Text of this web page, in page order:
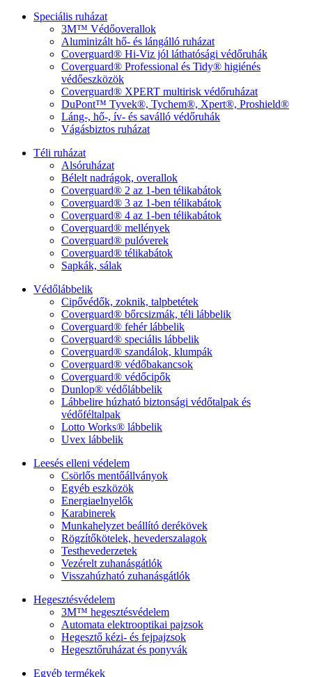
Speciális ruházat
3M™ Védőoverallok
Aluminizált hő- és lángálló ruházat
Coverguard® Hi-Viz jól láthatósági védőruhák
Coverguard® Professional és Tidy® higiénés
védőeszközök
Coverguard® XPERT multirisk védőruházat
DuPont™ Tyvek®, Tychem®, Xpert®, Proshield®
Láng-, hő-, ív- és saválló védőruhák
Vágásbiztos ruházat
Téli ruházat
Alsóruházat
Bélelt nadrágok, overallok
Coverguard® 2 az 1-ben télikabátok
Coverguard® 3 az 1-ben télikabátok
Coverguard® 4 az 1-ben télikabátok
Coverguard® mellények
Coverguard® pulóverek
Coverguard® télikabátok
Sapkák, sálak
Védőlábbelik
Cipővédők, zoknik, talpbetétek
Coverguard® bőrcsizmák, téli lábbelik
Coverguard® fehér lábbelik
Coverguard® speciális lábbelik
Coverguard® szandálok, klumpák
Coverguard® védőbakancsok
Coverguard® védőcipők
Dunlop® védőlábbelik
Lábbelire húzható biztonsági védőtalpak és
védőféltalpak
Lotto Works® lábbelik
Uvex lábbelik
Leesés elleni védelem
Csörlős mentőállványok
Egyéb eszközök
Energiaelnyelők
Karabinerek
Munkahelyzet beállító derékövek
Rögzítőkötelek, hevederszalagok
Testhevederzetek
Vezérelt zuhanásgátlók
Visszahúzható zuhanásgátlók
Hegesztésvédelem
3M™ hegesztésvédelem
Automata elektrooptikai pajzsok
Hegesztő kézi- és fejpajzsok
Hegesztőruházat és ponyvák
Egyéb termékek